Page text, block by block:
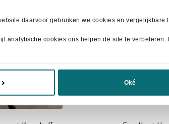
daarvoor gebruiken we cookies en vergelijkbare
analytische cookies ons helpen de site te verbeteren.
Oké